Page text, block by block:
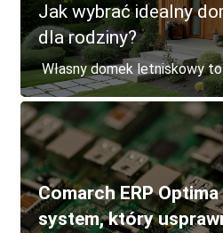
Jak wybrać idealny
dla rodziny?
Własny domek letniskowy
Comarch ERP
system, który